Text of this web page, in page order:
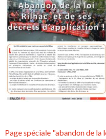
Page spéciale "abandon de la